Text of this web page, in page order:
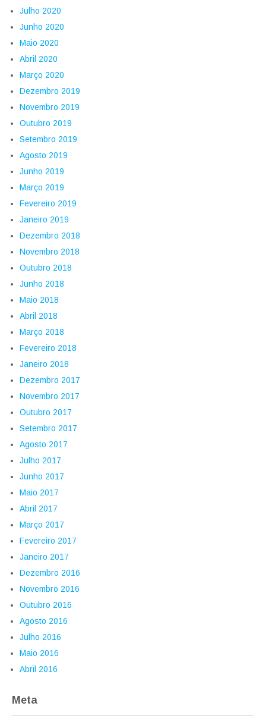
Julho 2020
Junho 2020
Maio 2020
Abril 2020
Março 2020
Dezembro 2019
Novembro 2019
Outubro 2019
Setembro 2019
Agosto 2019
Junho 2019
Março 2019
Fevereiro 2019
Janeiro 2019
Dezembro 2018
Novembro 2018
Outubro 2018
Junho 2018
Maio 2018
Abril 2018
Março 2018
Fevereiro 2018
Janeiro 2018
Dezembro 2017
Novembro 2017
Outubro 2017
Setembro 2017
Agosto 2017
Julho 2017
Junho 2017
Maio 2017
Abril 2017
Março 2017
Fevereiro 2017
Janeiro 2017
Dezembro 2016
Novembro 2016
Outubro 2016
Agosto 2016
Julho 2016
Maio 2016
Abril 2016
Meta